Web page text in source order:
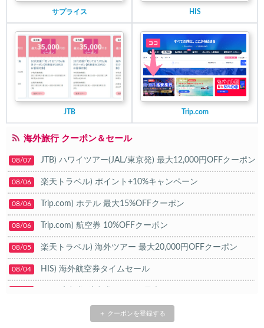
サプライス HIS
JTB Trip.com
海外旅行 クーポン＆セール
08/07 JTB) ハワイツアー(JAL/東京発) 最大12,000円OFFクーポン
08/06 楽天トラベル) ポイント+10%キャンペーン
08/06 Trip.com) ホテル 最大15%OFFクーポン
08/06 Trip.com) 航空券 10%OFFクーポン
08/05 楽天トラベル) 海外ツアー 最大20,000円OFFクーポン
08/04 HIS) 海外航空券タイムセール
Trip.com) 韓国旅 最大50%OFFセール
＋ クーポンを登録する